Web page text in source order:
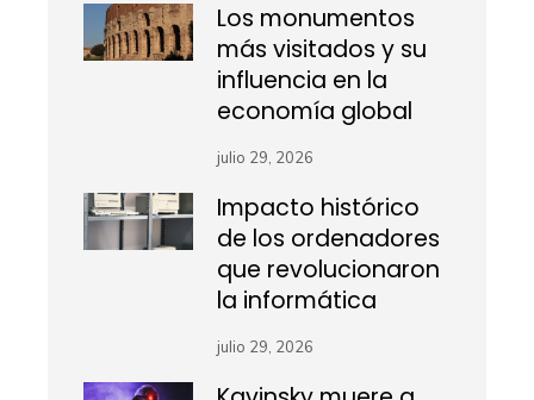
Los monumentos
más visitados y su
influencia en la
economía global
julio 29, 2026
Impacto histórico
de los ordenadores
que revolucionaron
la informática
julio 29, 2026